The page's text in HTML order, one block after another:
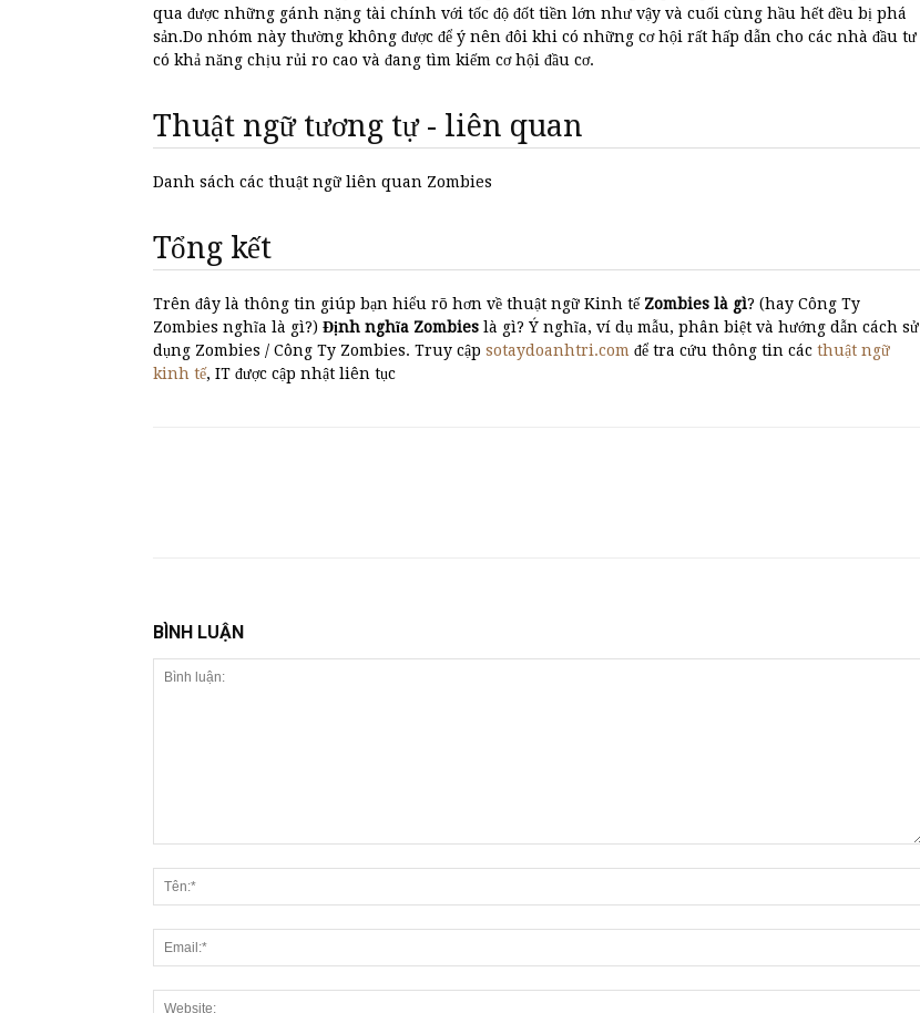
qua được những gánh nặng tài chính với tốc độ đốt tiền lớn như vậy và cuối cùng hầu hết đều bị phá
sản.Do nhóm này thường không được để ý nên đôi khi có những cơ hội rất hấp dẫn cho các nhà đầu tư
có khả năng chịu rủi ro cao và đang tìm kiếm cơ hội đầu cơ.
Thuật ngữ tương tự - liên quan
Danh sách các thuật ngữ liên quan Zombies
Tổng kết
Trên đây là thông tin giúp bạn hiểu rõ hơn về thuật ngữ Kinh tế Zombies là gì? (hay Công Ty
Zombies nghĩa là gì?) Định nghĩa Zombies là gì? Ý nghĩa, ví dụ mẫu, phân biệt và hướng dẫn cách sử
dụng Zombies / Công Ty Zombies. Truy cập sotaydoanhtri.com để tra cứu thông tin các thuật ngữ
kinh tế, IT được cập nhật liên tục
BÌNH LUẬN